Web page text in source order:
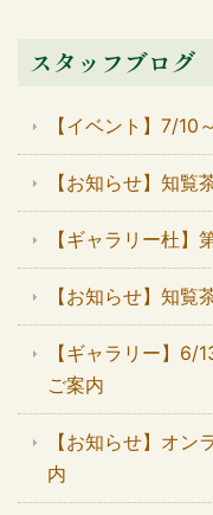
スタッフブログ
【イベント】7/
【お知らせ】知
【ギャラリー杜】
【お知らせ】知
【ギャラリー】6/
ご案内
【お知らせ】オ
内